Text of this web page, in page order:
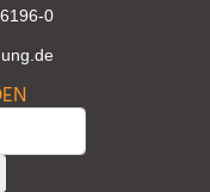
0
e
more characters for